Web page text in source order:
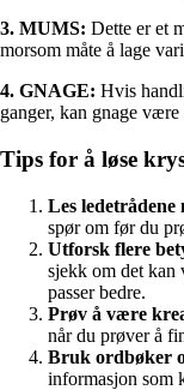
3. MUMS: Dette er et
morsom måte å lage
4. GNAGE: Hvis
ganger, kan gnage
Tips for å løse
Les ledetrådene
spør om før du
Utforsk flere
sjekk om det kan
passer bedre.
Prøv å være
når du prøver å
Bruk ordbøker
informasjon som